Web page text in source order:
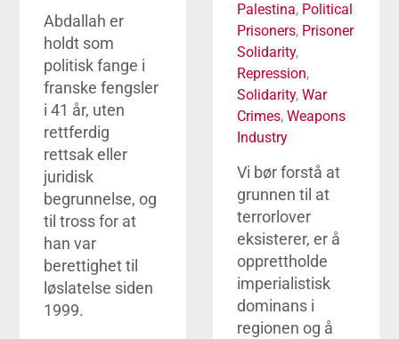
Abdallah er
holdt som
politisk fange i
franske fengsler
i 41 år, uten
rettferdig
rettsak eller
juridisk
begrunnelse, og
til tross for at
han var
berettighet til
løslatelse siden
1999.
Palestina, Political
Prisoners, Prisoner
Solidarity,
Repression,
Solidarity, War
Crimes, Weapons
Industry
Vi bør forstå at
grunnen til at
terrorlover
eksisterer, er å
opprettholde
imperialistisk
dominans i
regionen og å